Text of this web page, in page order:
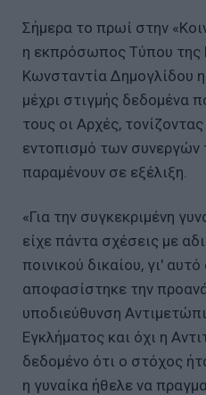
Σήμερα το πρωί στην
η εκπρόσωπος Τύπου της
Κωνσταντία Δημογλίδου
μέχρι στιγμής δεδομένα
τους οι Αρχές,
εντοπισμό των συνεργών
παραμένουν σε εξέλιξη.
«Για την συγκεκριμένη
είχε πάντα σχέσεις με
ποινικού δικαίου, γι'
αποφασίστηκε την
υποδιεύθυνση
Εγκλήματος και όχι η
δεδομένο ότι ο στόχος
η γυναίκα ήθελε να